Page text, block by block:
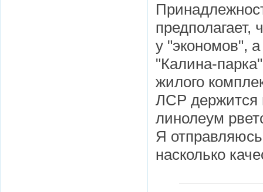
предполагает,
у "экономов",
"Калина-
жилого
ЛСР держится
линолеум
Я
насколько